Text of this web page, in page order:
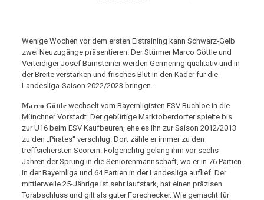
Wenige Wochen vor dem ersten Eistraining kann Schwarz-Gelb
zwei Neuzugänge präsentieren. Der Stürmer Marco Göttle und
Verteidiger Josef Barnsteiner werden Germering qualitativ und in
der Breite verstärken und frisches Blut in den Kader für die
Landesliga-Saison 2022/2023 bringen.
Marco Göttlewechselt vom Bayernligisten ESV Buchloe in die
Münchner Vorstadt. Der gebürtige Marktoberdorfer spielte bis
zur U16 beim ESV Kaufbeuren, ehe es ihn zur Saison 2012/2013
zu den „Pirates“ verschlug. Dort zähle er immer zu den
treffsichersten Scorern. Folgerichtig gelang ihm vor sechs
Jahren der Sprung in die Seniorenmannschaft, wo er in 76 Partien
in der Bayernliga und 64 Partien in der Landesliga auflief. Der
mittlerweile 25-Jährige ist sehr laufstark, hat einen präzisen
Torabschluss und gilt als guter Forechecker. Wie gemacht für